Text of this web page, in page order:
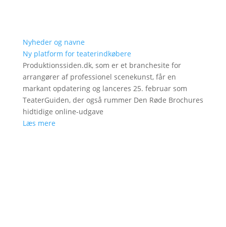
Nyheder og navne
Ny platform for teaterindkøbere
Produktionssiden.dk, som er et branchesite for
arrangører af professionel scenekunst, får en
markant opdatering og lanceres 25. februar som
TeaterGuiden, der også rummer Den Røde Brochures
hidtidige online-udgave
Læs mere